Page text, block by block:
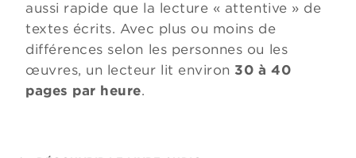
aussi rapide que la lecture « attentive » de
textes écrits. Avec plus ou moins de
différences selon les personnes ou les
œuvres, un lecteur lit environ 30 à 40
pages par heure.